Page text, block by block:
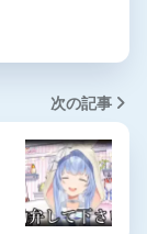
次の記事